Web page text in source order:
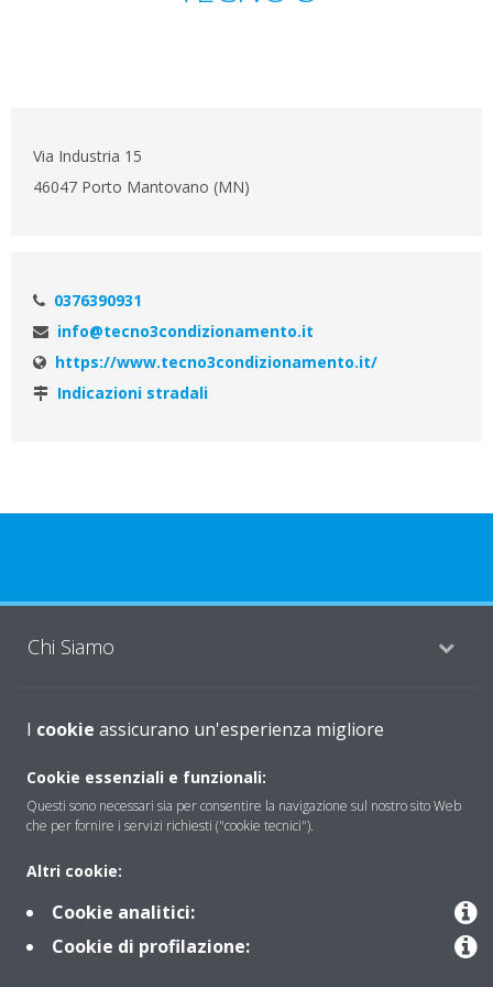
Via Industria 15
46047 Porto Mantovano (MN)
0376390931
info@tecno3condizionamento.it
https://www.tecno3condizionamento.it/
Indicazioni stradali
Chi Siamo
Soluzioni
Contattaci
Periodo di supporto definito
Politica di segnalazione e divulgazione delle vulnerabilità del
Gruppo Daikin Europe
I cookie assicurano un'esperienza migliore
Cookie essenziali e funzionali:
Questi sono necessari sia per consentire la navigazione sul nostro sito Web
che per fornire i servizi richiesti ("cookie tecnici").
Altri cookie:
Cookie analitici:
Cookie di profilazione: